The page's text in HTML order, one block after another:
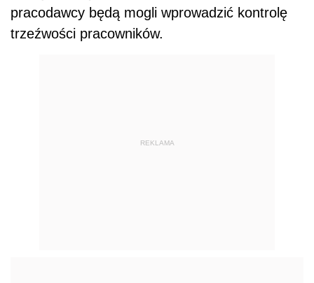
pracodawcy będą mogli wprowadzić kontrolę
trzeźwości pracowników.
REKLAMA